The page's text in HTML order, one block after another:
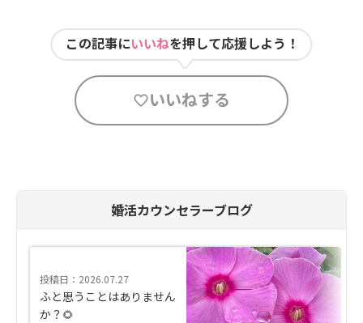
この記事にいいねを押して応援しよう！
いいねする
婚活カウンセラーブログ
投稿日：2026.07.27
ふと思うことはありません
か？🌻